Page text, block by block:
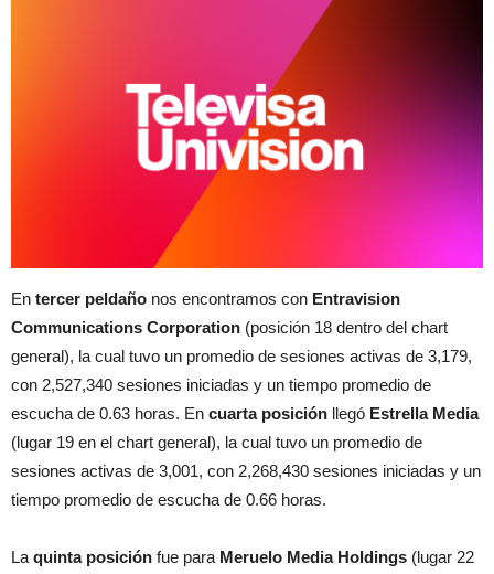
En tercer peldaño nos encontramos con Entravision
Communications Corporation (posición 18 dentro del chart
general), la cual tuvo un promedio de sesiones activas de 3,179,
con 2,527,340 sesiones iniciadas y un tiempo promedio de
escucha de 0.63 horas. En cuarta posición llegó Estrella Media
(lugar 19 en el chart general), la cual tuvo un promedio de
sesiones activas de 3,001, con 2,268,430 sesiones iniciadas y un
tiempo promedio de escucha de 0.66 horas.
La quinta posición fue para Meruelo Media Holdings (lugar 22